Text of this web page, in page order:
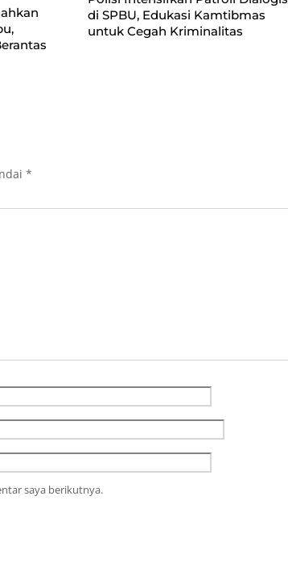
di SPBU, Edukasi Kamtibmas
untuk Cegah Kriminalitas
*
saya berikutnya.